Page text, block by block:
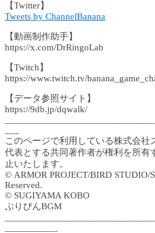
【Twitter】
Tweets by ChannelBanana
【動画制作助手】
https://x.com/DrRingoLab
【Twitch】
https://www.twitch.tv/
【データ参照サイト】
https://9db.jp/dqwalk/
このページで利用している株式会社
代表とする共同著作者が権利を所有
止いたします。
© ARMOR PROJECT/BIRD STUDIO/
Reserved.
© SUGIYAMA KOBO
ぷりぴんBGM